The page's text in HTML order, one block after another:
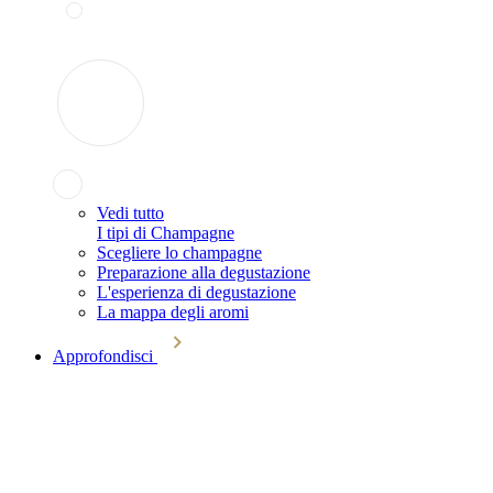
Vedi tutto
I tipi di Champagne
Scegliere lo champagne
Preparazione alla degustazione
L'esperienza di degustazione
La mappa degli aromi
Approfondisci